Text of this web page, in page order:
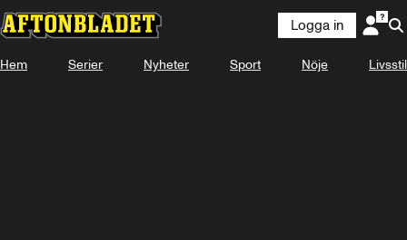
Logga in
Hem Serier Nyheter Sport Nöje Livsstil